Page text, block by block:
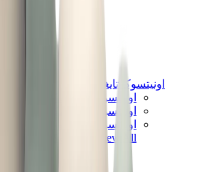
اونيتسوكا تايغر
اونيتسوكا تايغر مكسيكو 66 سابو
اونيتسوكا تايغر مكسيكو 66
اونيتسوكا تايغر توكوتن
View All